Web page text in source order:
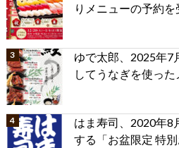
りメニューの予約を
ゆで太郎、2025年7
してうなぎを使っ
はま寿司、2020年8
する「お盆限定 特